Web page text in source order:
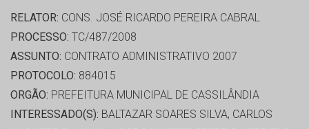
RELATOR: CONS. JOSÉ RICARDO PEREIRA CABRAL
PROCESSO: TC/487/2008
ASSUNTO: CONTRATO ADMINISTRATIVO 2007
PROTOCOLO: 884015
ORGÃO: PREFEITURA MUNICIPAL DE CASSILÂNDIA
INTERESSADO(S): BALTAZAR SOARES SILVA, CARLOS